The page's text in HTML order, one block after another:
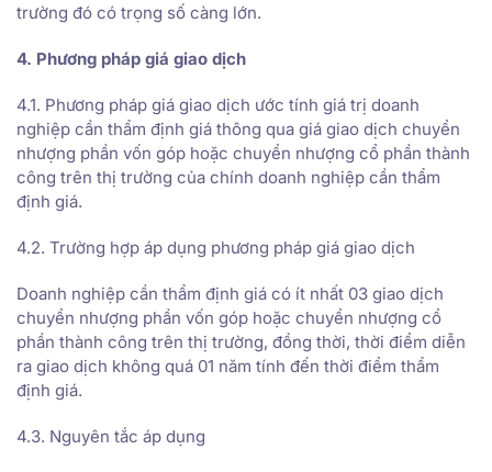
trường đó có trọng số càng lớn.
4. Phương pháp giá giao dịch
4.1. Phương pháp giá giao dịch ước tính giá trị doanh
nghiệp cần thẩm định giá thông qua giá giao dịch chuyển
nhượng phần vốn góp hoặc chuyển nhượng cổ phần thành
công trên thị trường của chính doanh nghiệp cần thẩm
định giá.
4.2. Trường hợp áp dụng phương pháp giá giao dịch
Doanh nghiệp cần thẩm định giá có ít nhất 03 giao dịch
chuyển nhượng phần vốn góp hoặc chuyển nhượng cổ
phần thành công trên thị trường, đồng thời, thời điểm diễn
ra giao dịch không quá 01 năm tính đến thời điểm thẩm
định giá.
4.3. Nguyên tắc áp dụng